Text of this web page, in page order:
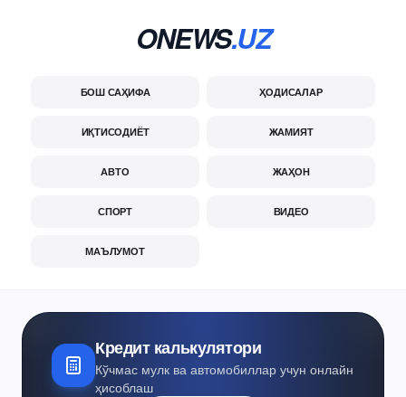
ONEWS.UZ
БОШ САҲИФА ҲОДИСАЛАР
ИҚТИСОДИЁТ ЖАМИЯТ
АВТО ЖАҲОН
СПОРТ ВИДЕО
МАЪЛУМОТ
Кредит калькулятори
Кўчмас мулк ва автомобиллар учун онлайн
ҳисоблаш